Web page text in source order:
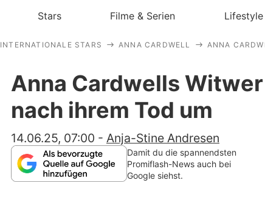
Royals
Familie &
Stars Filme & Serien Lifestyle
INTERNATIONALE STARS ANNA CARDWELL ANNA
Anna Cardwells
nach ihrem Tod um
14.06.25, 07:00 - Anja-Stine Andresen
Damit du die spannendsten
Promiflash-News auch bei
Google siehst.